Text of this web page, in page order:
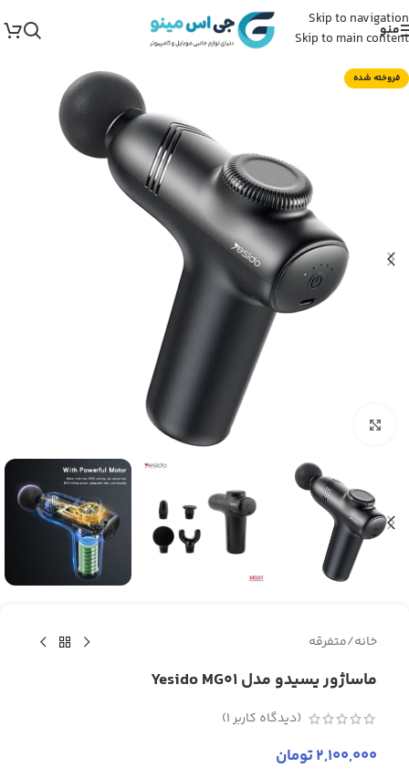
Skip to navigation
Skip to main content
منو
فروخته شده
برای بزرگنمایی کلیک کنید
خانه/متفرقه
ماساژور یسیدو مدل Yesido MG01
(دیدگاه کاربر1
)
2,100,000تومان